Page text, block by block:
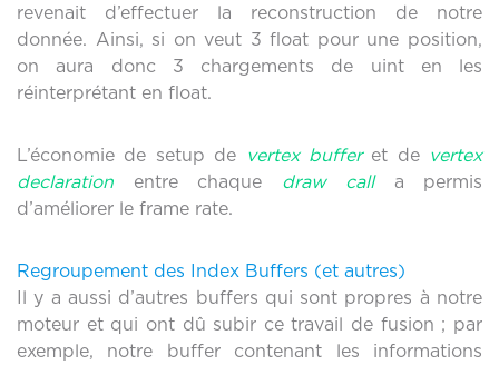
revenait d’effectuer la reconstruction de notre
donnée. Ainsi, si on veut 3 float pour une position,
on aura donc 3 chargements de uint en les
réinterprétant en float.
L’économie de setup de vertex buffer et devertex
declaration entre chaque draw calla permis
d’améliorer le frame rate.
Regroupement des Index Buffers (et autres)
Il y a aussi d’autres buffers qui sont propres à notre
moteur et qui ont dû subir ce travail de fusion ; par
exemple, notre buffer contenant les informations